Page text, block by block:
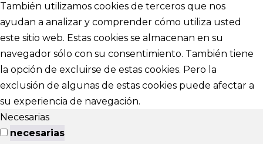
También utilizamos cookies de terceros que nos
ayudan a analizar y comprender cómo utiliza usted
este sitio web. Estas cookies se almacenan en su
navegador sólo con su consentimiento. También tiene
la opción de excluirse de estas cookies. Pero la
exclusión de algunas de estas cookies puede afectar a
su experiencia de navegación.
Necesarias
necesarias